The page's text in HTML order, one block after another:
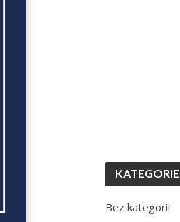
KATEGORIE
Bez kategorii